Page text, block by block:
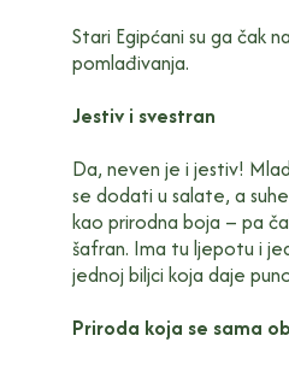
Stari Egipćani su ga čak
pomlađivanja.
Jestiv i svestran
Da, neven je i jestiv!
se dodati u salate, a
kao prirodna boja – pa
šafran. Ima tu ljepotu i
jednoj biljci koja daje
Priroda koja se sama